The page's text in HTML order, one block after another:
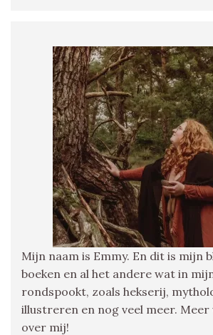
Mijn naam is Emmy. En dit is mijn
boeken en al het andere wat in
rondspookt, zoals hekserij,
illustreren en nog veel meer. Meer
over mij!